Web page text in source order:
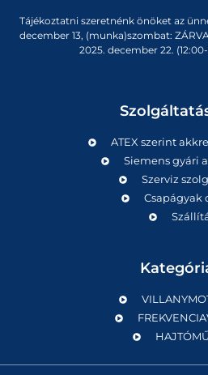
Tájékoztatni szeretnénk önöket az
december 13, (munka)szombat:
2025. december 22.
ATEX szerint
Siemens gyári
Szerviz
Csapágyak